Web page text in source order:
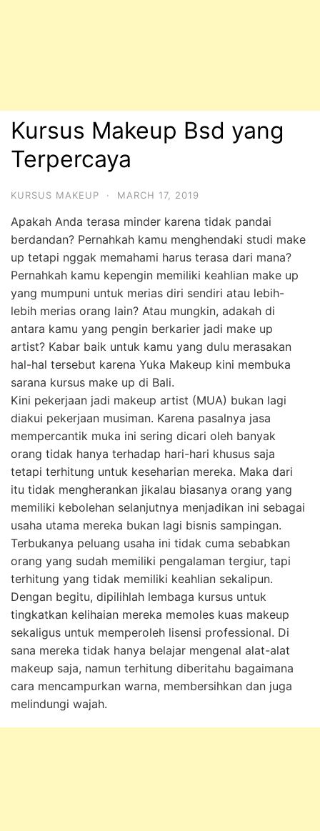
Kursus Makeup Bsd yang
Terpercaya
KURSUS MAKEUP · MARCH 17, 2019
Apakah Anda terasa minder karena tidak pandai
berdandan? Pernahkah kamu menghendaki studi make
up tetapi nggak memahami harus terasa dari mana?
Pernahkah kamu kepengin memiliki keahlian make up
yang mumpuni untuk merias diri sendiri atau lebih-
lebih merias orang lain? Atau mungkin, adakah di
antara kamu yang pengin berkarier jadi make up
artist? Kabar baik untuk kamu yang dulu merasakan
hal-hal tersebut karena Yuka Makeup kini membuka
sarana kursus make up di Bali.
Kini pekerjaan jadi makeup artist (MUA) bukan lagi
diakui pekerjaan musiman. Karena pasalnya jasa
mempercantik muka ini sering dicari oleh banyak
orang tidak hanya terhadap hari-hari khusus saja
tetapi terhitung untuk keseharian mereka. Maka dari
itu tidak mengherankan jikalau biasanya orang yang
memiliki kebolehan selanjutnya menjadikan ini sebagai
usaha utama mereka bukan lagi bisnis sampingan.
Terbukanya peluang usaha ini tidak cuma sebabkan
orang yang sudah memiliki pengalaman tergiur, tapi
terhitung yang tidak memiliki keahlian sekalipun.
Dengan begitu, dipilihlah lembaga kursus untuk
tingkatkan kelihaian mereka memoles kuas makeup
sekaligus untuk memperoleh lisensi professional. Di
sana mereka tidak hanya belajar mengenal alat-alat
makeup saja, namun terhitung diberitahu bagaimana
cara mencampurkan warna, membersihkan dan juga
melindungi wajah.